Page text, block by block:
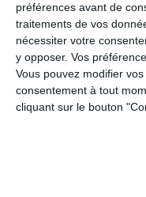
préférences avant de
traitements de vos
nécessiter votre
y opposer. Vos
Vous pouvez modifier
consentement à tout
cliquant sur le bouton
VOIR
LES
Bonne